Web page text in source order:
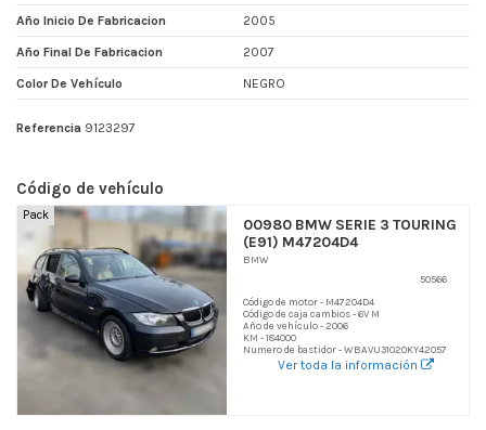
Año Inicio De Fabricacion 2005
Año Final De Fabricacion 2007
Color De Vehículo NEGRO
Referencia 9123297
Código de vehículo
Pack
00980 BMW SERIE 3 TOURING
(E91) M47204D4
BMW
50566
Código de motor - M47204D4
Código de caja cambios - 6V M
Año de vehículo - 2006
KM - 184000
Numero de bastidor - WBAVU31020KY42057
Ver toda la información